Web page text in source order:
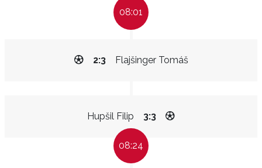
08:01
Flajšinger Tomáš
2:3
Hupšil Filip 3:3
08:24